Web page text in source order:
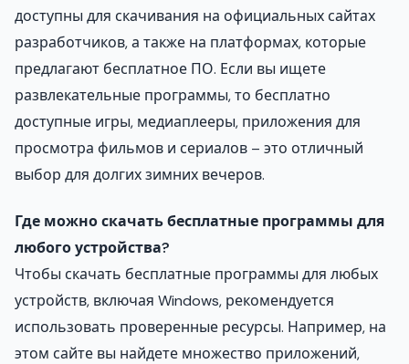
доступны для скачивания на официальных сайтах
разработчиков, а также на платформах, которые
предлагают бесплатное ПО. Если вы ищете
развлекательные программы, то бесплатно
доступные игры, медиаплееры, приложения для
просмотра фильмов и сериалов – это отличный
выбор для долгих зимних вечеров.
Где можно скачать бесплатные программы для
любого устройства?
Чтобы скачать бесплатные программы для любых
устройств, включая Windows, рекомендуется
использовать проверенные ресурсы. Например, на
этом сайте вы найдете множество приложений,